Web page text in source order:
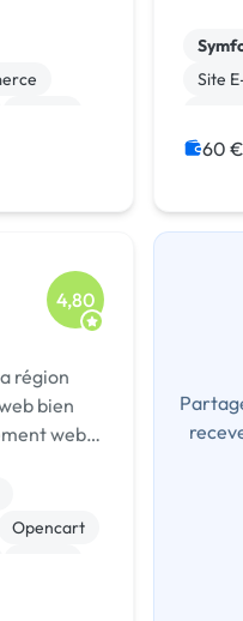
divers
Site
60
4,80
région
bien
web
Opencart